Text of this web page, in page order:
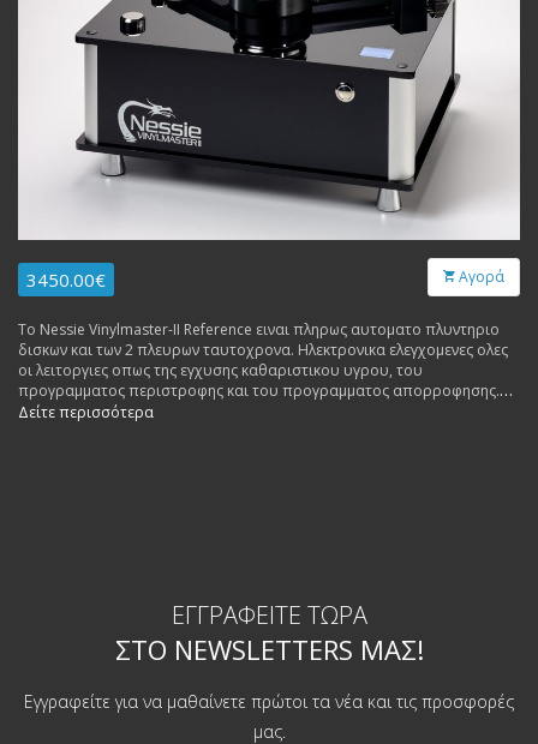
3450.00€ Αγορά
Το Nessie Vinylmaster-II Reference ειναι πληρως αυτοματο πλυντηριο
δισκων και των 2 πλευρων ταυτοχρονα. Ηλεκτρονικα ελεγχομενες ολες
οι λειτοργιες οπως της εγχυσης καθαριστικου υγρου, του
προγραμματος περιστροφης και του προγραμματος απορροφησης.
Διαθετει πληροφοριακη οθονη για την καθε λειτουργια αλλα και του
Δείτε περισσότερα
ΕΓΓΡΑΦΕΊΤΕ ΤΏΡΑ
ΣΤΟ NEWSLETTERS ΜΑΣ!
Εγγραφείτε για να μαθαίνετε πρώτοι τα νέα και τις προσφορές
μας.